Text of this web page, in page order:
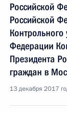
Российской
Российской
Федерации
Президента
граждан в
13 декабря 2017